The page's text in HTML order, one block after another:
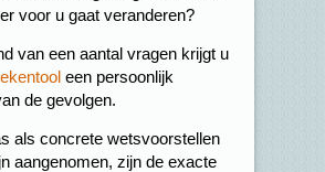
voor u gaat veranderen?
van een aantal vragen krijgt u
een persoonlijk
de gevolgen.
als concrete wetsvoorstellen
aangenomen, zijn de exacte